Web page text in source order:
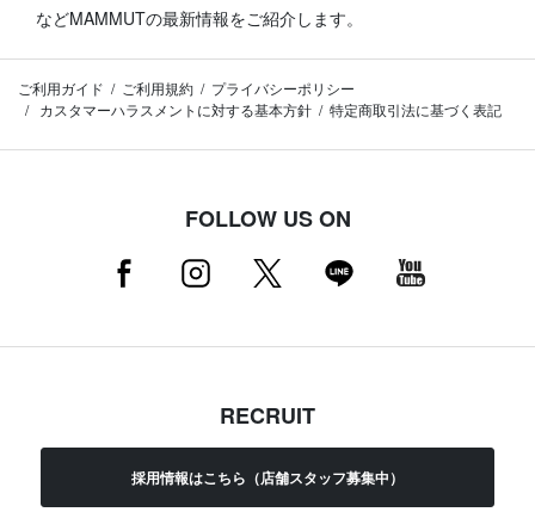
などMAMMUTの最新情報をご紹介します。
ご利用ガイド ご利用規約
プライバシーポリシー
カスタマーハラスメントに対する基本方針
特定商取引法に基づく表記
FOLLOW US ON
RECRUIT
採用情報はこちら（店舗スタッフ募集中）